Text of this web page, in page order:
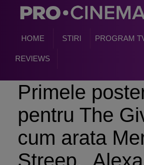
HOME STIRI PROGRAM
REVIEWS
Primele
pentru The
cum arata
Streep,